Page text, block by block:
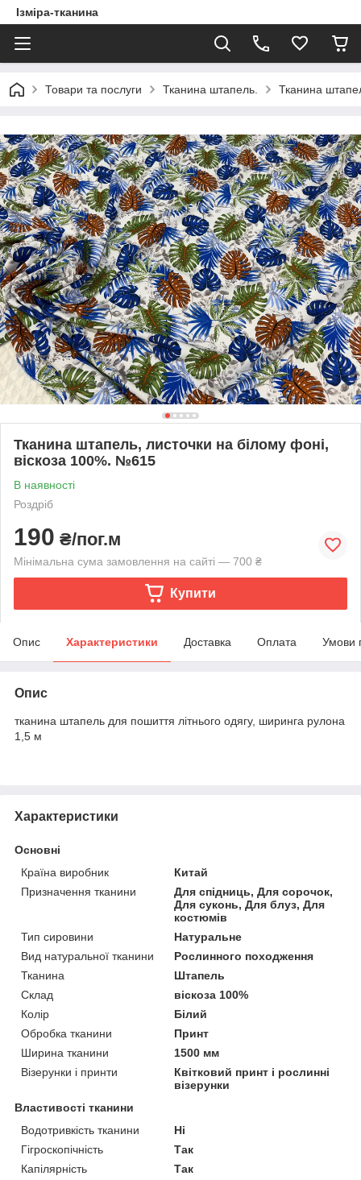
Ізміра-тканина
Товари та послуги Тканина штапель. Тканина
Тканина штапель, листочки на білому фоні,
віскоза 100%. №615
В наявності
Роздріб
190 ₴/пог.м
Мінімальна сума замовлення на сайті — 700 ₴
Купити
Опис Характеристики Доставка Оплата Умови
Опис
тканина штапель для пошиття літнього одягу, ширинга рулона
1,5 м
Характеристики
Основні
Країна виробник
Китай
Призначення тканини
Для спідниць, Для сорочок,
Для суконь, Для блуз, Для
костюмів
Тип сировини
Натуральне
Вид натуральної тканини
Рослинного походження
Тканина
Штапель
Склад
віскоза 100%
Колір
Білий
Обробка тканини
Принт
Ширина тканини
1500 мм
Візерунки і принти
Квітковий принт і рослинні
візерунки
Властивості тканини
Водотривкість тканини
Ні
Гігроскопічність
Так
Капілярність
Так